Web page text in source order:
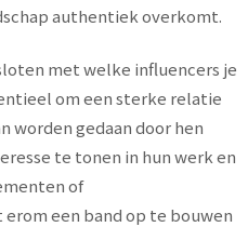
authentiek overkomt.
met welke influencers je
om een sterke relatie
worden gedaan door hen
te tonen in hun werk en
of
een band op te bouwen